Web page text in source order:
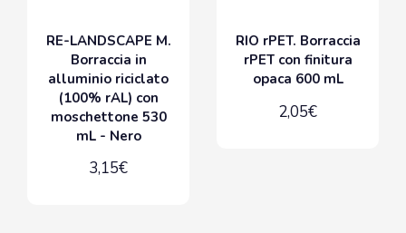
RE-LANDSCAPE M.
Borraccia in
alluminio riciclato
(100% rAL) con
moschettone 530
mL - Nero
3,15€
RIO rPET. Borraccia
rPET con finitura
opaca 600 mL
2,05€